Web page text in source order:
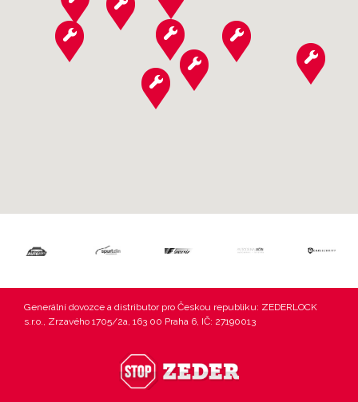
Generální dovozce a distributor pro Českou republiku: ZEDERLOCK
s.r.o., Zrzavého 1705/2a, 163 00 Praha 6, IČ: 27190013